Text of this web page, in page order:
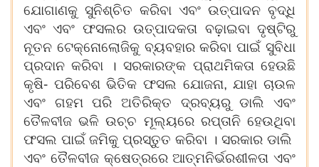
ଯୋଗାଣକୁ ସୁନିଶ୍ଚିତ କରିବା ଏବଂ ଉତ୍ପାଦନ ବୃଦ୍ଧି
ଏବଂ ଏବଂ ଫସଲର ଉତ୍ପାଦକତା ବଢ଼ାଇବା ଦୃଷ୍ଟିରୁ
ନୂତନ ଟେକ୍ନୋଲୋଜିକୁ ବ୍ୟବହାର କରିବା ପାଇଁ ସୁବିଧା
ପ୍ରଦାନ କରିବା । ସରକାରଙ୍କ ପ୍ରାଥମିକତା ହେଉଛି
କୃଷି- ପରିବେଶ ଭିତିକ ଫସଲ ଯୋଜନା, ଯାହା ଚାଉଳ
ଏବଂ ଗହମ ପରି ଅତିରିକ୍ତ ଦ୍ରବ୍ୟରୁ ଡାଲି ଏବଂ
ତୈଳବୀଜ ଭଳି ଉଚ୍ଚ ମୂଲ୍ୟରେ ରପ୍ତାନି ହେଉଥିବା
ଫସଲ ପାଇଁ ଜମିକୁ ପ୍ରସ୍ତୁତ କରିବା । ସରକାର ଡାଲି
ଏବଂ ତୈଳବୀଜ କ୍ଷେତ୍ରରେ ଆତ୍ମନିର୍ଭରଶୀଳତା ଏବଂ